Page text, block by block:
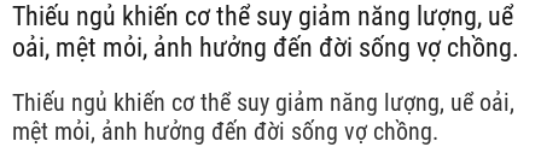
Thiếu ngủ khiến cơ thể suy giảm năng lượng, uể
oải, mệt mỏi, ảnh hưởng đến đời sống vợ chồng.
Thiếu ngủ khiến cơ thể suy giảm năng lượng, uể oải,
mệt mỏi, ảnh hưởng đến đời sống vợ chồng.